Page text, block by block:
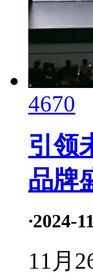
4670
引领
品牌
·2024-
11月